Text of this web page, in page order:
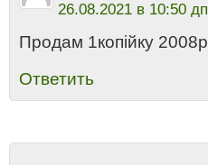
26.08.2021 в 10:50 дп
Продам 1копійку 2008р
Ответить